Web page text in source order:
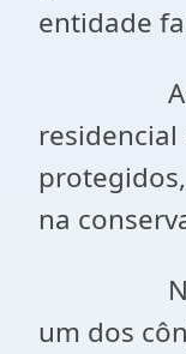
entidade
Artigo
na
Nos
um dos